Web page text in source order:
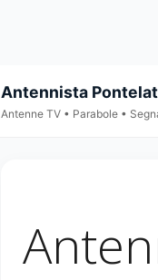
Antennista
Antenne TV • Parabole •